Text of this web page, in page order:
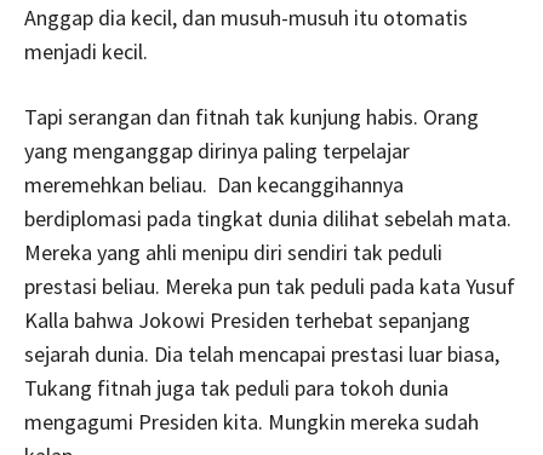
Anggap dia kecil, dan musuh-musuh itu otomatis
menjadi kecil.
Tapi serangan dan fitnah tak kunjung habis. Orang
yang menganggap dirinya paling terpelajar
meremehkan beliau. Dan kecanggihannya
berdiplomasi pada tingkat dunia dilihat sebelah mata.
Mereka yang ahli menipu diri sendiri tak peduli
prestasi beliau. Mereka pun tak peduli pada kata Yusuf
Kalla bahwa Jokowi Presiden terhebat sepanjang
sejarah dunia. Dia telah mencapai prestasi luar biasa,
Tukang fitnah juga tak peduli para tokoh dunia
mengagumi Presiden kita. Mungkin mereka sudah